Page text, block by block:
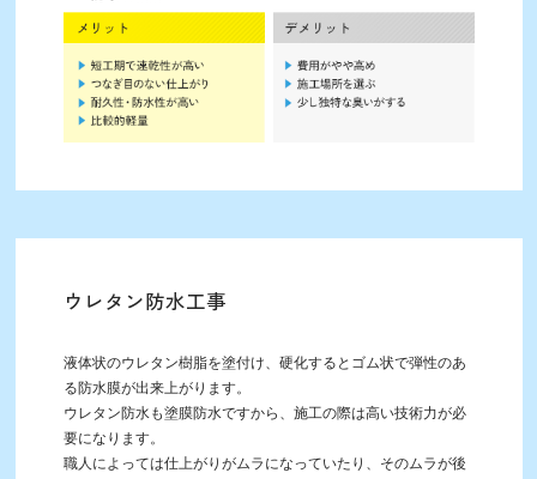
ウレタン防水工事
液体状のウレタン樹脂を塗付け、硬化するとゴム状で弾性のあ
る防水膜が出来上がります。
ウレタン防水も塗膜防水ですから、施工の際は高い技術力が必
要になります。
職人によっては仕上がりがムラになっていたり、そのムラが後